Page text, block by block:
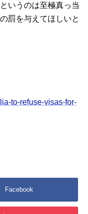
いうのは至極真っ当
罰を与えてほしいと
to-refuse-visas-for-
Facebook